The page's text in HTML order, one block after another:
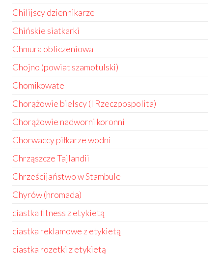
Chilijscy dziennikarze
Chińskie siatkarki
Chmura obliczeniowa
Chojno (powiat szamotulski)
Chomikowate
Chorążowie bielscy (I Rzeczpospolita)
Chorążowie nadworni koronni
Chorwaccy piłkarze wodni
Chrząszcze Tajlandii
Chrześcijaństwo w Stambule
Chyrów (hromada)
ciastka fitness z etykietą
ciastka reklamowe z etykietą
ciastka rozetki z etykietą